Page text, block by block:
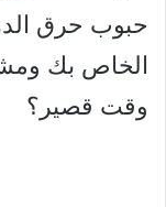
حبوب حرق
الخاص بك
وقت قصير؟